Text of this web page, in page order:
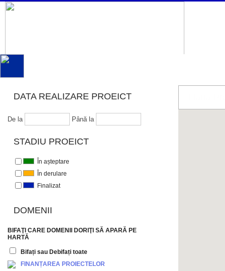
DATA REALIZARE PROEICT
De la Până la
STADIU PROEICT
În așteptare
În derulare
Finalizat
DOMENII
BIFAŢI CARE DOMENII DORIŢI SĂ APARĂ PE
HARTĂ
Bifați sau Debifați toate
FINANȚAREA PROIECTELOR